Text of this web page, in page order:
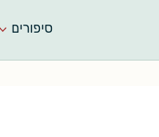
סיפורים